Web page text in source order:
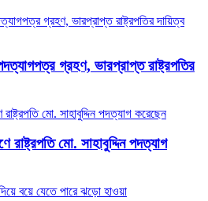
পদত্যাগপত্র গ্রহণ, ভারপ্রাপ্ত রাষ্ট্রপতির
মো. সাহাবুদ্দিন পদত্যাগ